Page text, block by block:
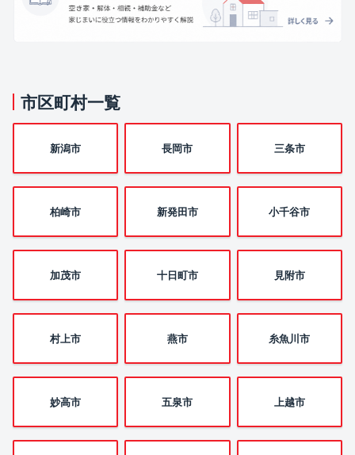
市区町村一覧
新潟市 長岡市 三条市
柏崎市 新発田市 小千谷市
加茂市 十日町市 見附市
村上市 燕市 糸魚川市
妙高市 五泉市 上越市